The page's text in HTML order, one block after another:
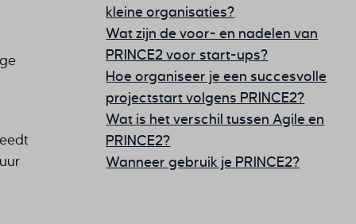
kleine organisaties?
Wat zijn de voor- en nadelen van
PRINCE2 voor start-ups?
Hoe organiseer je een succesvolle
projectstart volgens PRINCE2?
Wat is het verschil tussen Agile en
PRINCE2?
Wanneer gebruik je PRINCE2?